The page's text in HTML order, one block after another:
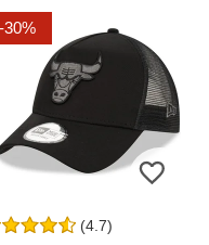
-30%
(4.7)